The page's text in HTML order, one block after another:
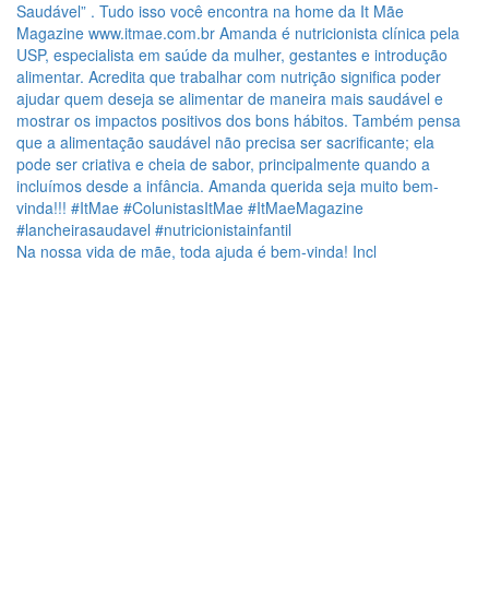
Na nossa vida de mãe, toda ajuda é bem-vinda! Incl